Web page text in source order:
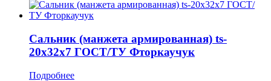
Сальник (манжета армированная) ts-
20x32x7 ГОСТ/ТУ Фторкаучук
Подробнее